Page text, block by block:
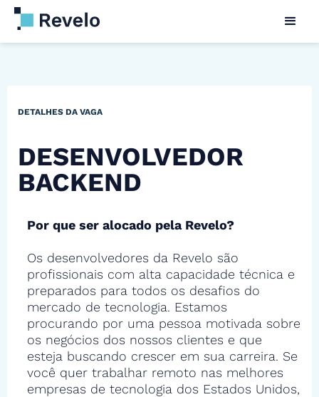
DETALHES DA VAGA
DESENVOLVEDOR
BACKEND
Por que ser alocado pela Revelo?
Os desenvolvedores da Revelo são
profissionais com alta capacidade técnica e
preparados para todos os desafios do
mercado de tecnologia. Estamos
procurando por uma pessoa motivada sobre
os negócios dos nossos clientes e que
esteja buscando crescer em sua carreira. Se
você quer trabalhar remoto nas melhores
empresas de tecnologia dos Estados Unidos,